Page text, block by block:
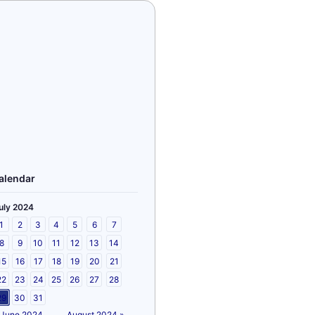
2024
1
2 3 4 5 6
7
8
9 10 11 12 13
14
16 17 18 19 20
21
23 24 25 26 27
28
30
31